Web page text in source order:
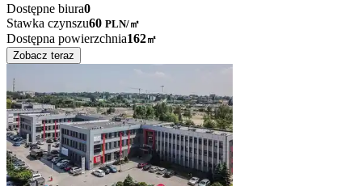
Dostępne biura0
Stawka czynszu60 PLN/㎡
Dostępna powierzchnia162㎡
Zobacz teraz